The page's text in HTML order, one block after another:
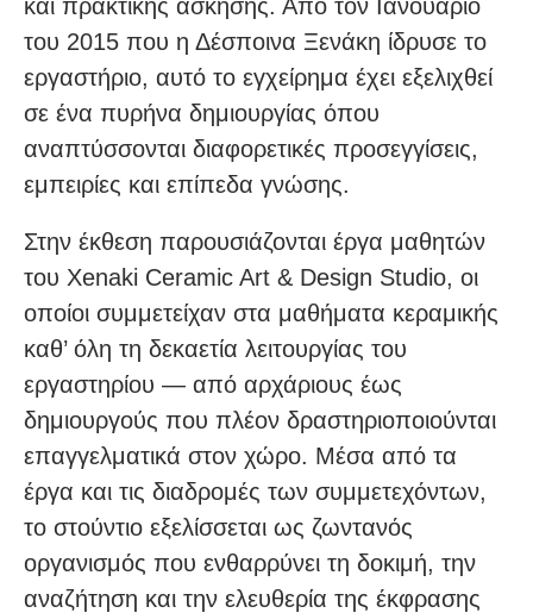
και πρακτικής άσκησης. Από τον Ιανουάριο
του 2015 που η Δέσποινα Ξενάκη ίδρυσε το
εργαστήριο, αυτό το εγχείρημα έχει εξελιχθεί
σε ένα πυρήνα δημιουργίας όπου
αναπτύσσονται διαφορετικές προσεγγίσεις,
εμπειρίες και επίπεδα γνώσης.
Στην έκθεση παρουσιάζονται έργα μαθητών
του Xenaki Ceramic Art & Design Studio, οι
οποίοι συμμετείχαν στα μαθήματα κεραμικής
καθ’ όλη τη δεκαετία λειτουργίας του
εργαστηρίου — από αρχάριους έως
δημιουργούς που πλέον δραστηριοποιούνται
επαγγελματικά στον χώρο. Μέσα από τα
έργα και τις διαδρομές των συμμετεχόντων,
το στούντιο εξελίσσεται ως ζωντανός
οργανισμός που ενθαρρύνει τη δοκιμή, την
αναζήτηση και την ελευθερία της έκφρασης